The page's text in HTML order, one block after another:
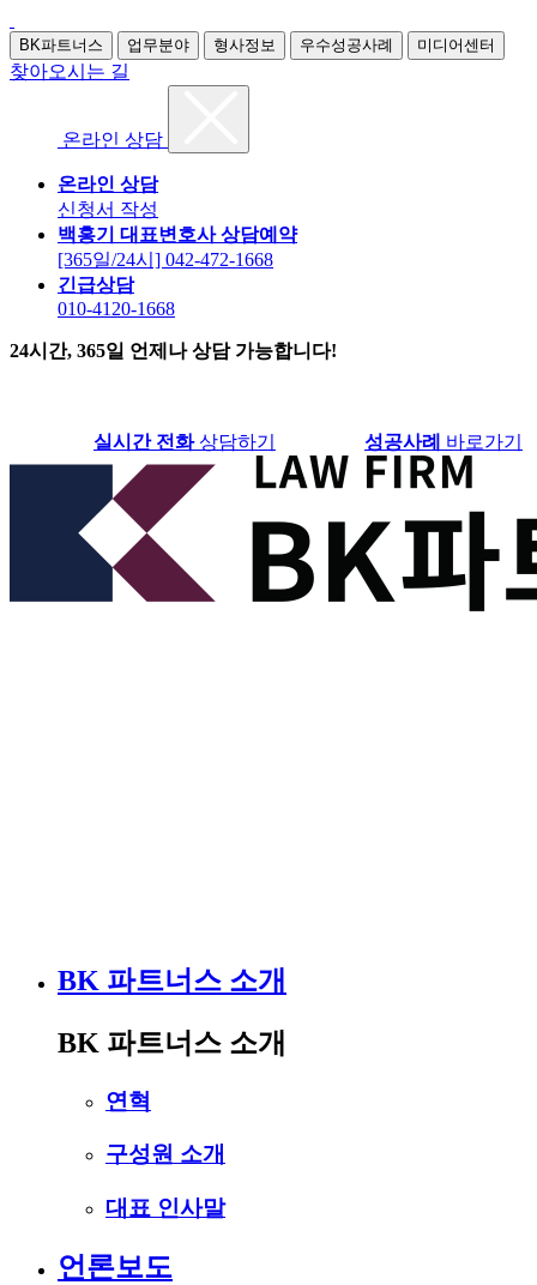
BK파트너스 업무분야 형사정보 우수성공사례 미디어센터
찾아오시는 길
온라인 상담
온라인 상담
신청서 작성
백홍기 대표변호사 상담예약
[365일/24시] 042-472-1668
긴급상담
010-4120-1668
24시간, 365일 언제나 상담 가능합니다!
실시간 전화상담하기 성공사례 바로가기
BK 파트너스 소개
BK 파트너스 소개
연혁
구성원 소개
대표 인사말
언론보도